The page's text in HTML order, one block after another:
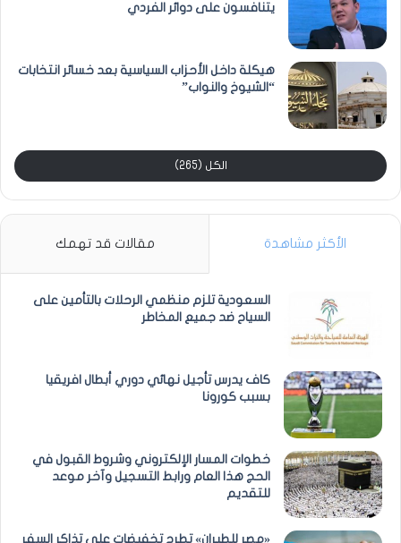
يتنافسون على دوائر الفردي
هيكلة داخل الأحزاب السياسية بعد خسائر انتخابات
“الشيوخ والنواب”
الكل (265)
الأكثر مشاهدة مقالات قد تهمك
السعودية تلزم منظمي الرحلات بالتأمين على
السياح ضد جميع المخاطر
كاف يدرس تأجيل نهائي دوري أبطال افريقيا
بسبب كورونا
خطوات المسار الإلكتروني وشروط القبول في
الحج هذا العام ورابط التسجيل وآخر موعد
للتقديم
«مصر للطيران» تطرح تخفيضات على تذاكر السفر